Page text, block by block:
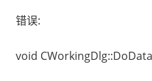
错误:
void